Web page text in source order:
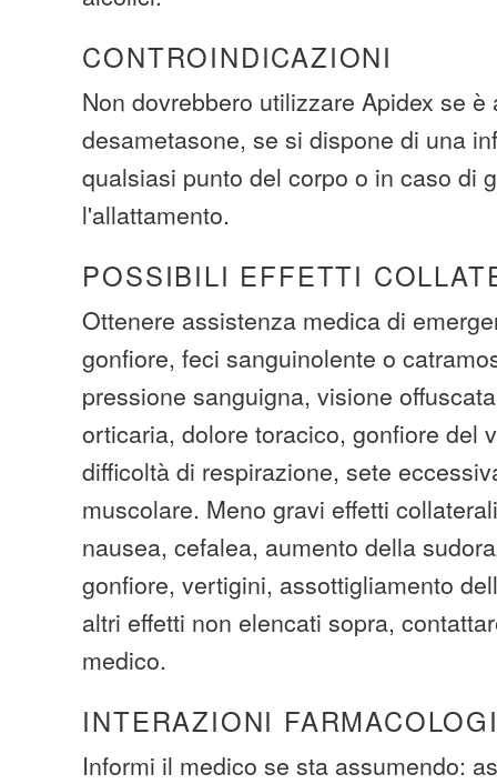
CONTROINDICAZIONI
Non dovrebbero utilizzare Apidex se è
desametasone, se si dispone di una
qualsiasi punto del corpo o in caso di
l'allattamento.
POSSIBILI EFFETTI
Ottenere assistenza medica di
gonfiore, feci sanguinolente o
pressione sanguigna, visione
orticaria, dolore toracico, gonfiore del
difficoltà di respirazione, sete
muscolare. Meno gravi effetti
nausea, cefalea, aumento della
gonfiore, vertigini, assottigliamento
altri effetti non elencati sopra,
medico.
INTERAZIONI
Informi il medico se sta assumendo: